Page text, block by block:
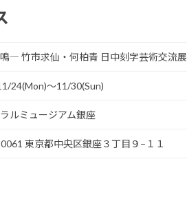
― 竹市求仙・何柏青 日中刻字芸術交流展
24(Mon)〜11/30(Sun)
ルミュージアム銀座
東京都中央区銀座３丁目９−１１